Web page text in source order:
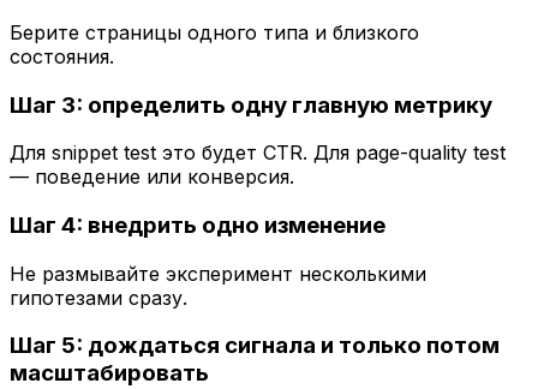
Берите страницы одного типа и близкого
состояния.
Шаг 3: определить одну главную метрику
Для snippet test это будет CTR. Для page-quality test
— поведение или конверсия.
Шаг 4: внедрить одно изменение
Не размывайте эксперимент несколькими
гипотезами сразу.
Шаг 5: дождаться сигнала и только потом
масштабировать